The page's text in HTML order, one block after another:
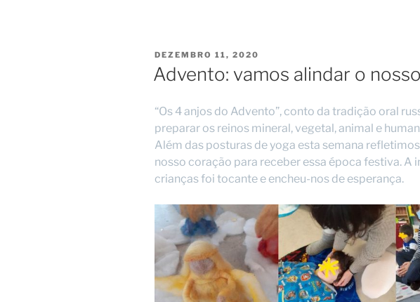
PUBLICADO
EM
DEZEMBRO 11, 2020
Advento: vamos alindar o
“Os 4 anjos do Advento”, conto da tradição oral
preparar os reinos mineral, vegetal, animal e
Além das posturas de yoga esta semana
nosso coração para receber essa época festiva. A
crianças foi tocante e encheu-nos de esperança.